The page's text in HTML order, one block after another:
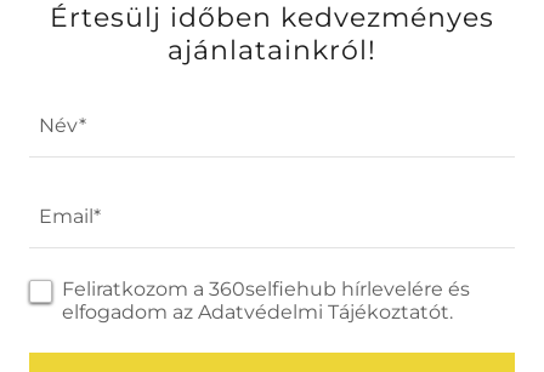
Értesülj időben kedvezményes
ajánlatainkról!
Név*
Email*
Feliratkozom a 360selfiehub hírlevelére és
elfogadom az Adatvédelmi Tájékoztatót.